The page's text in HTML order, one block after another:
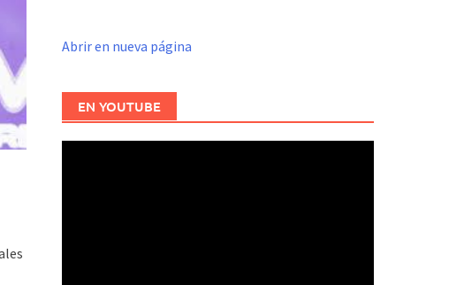
Abrir en nueva página
EN YOUTUBE